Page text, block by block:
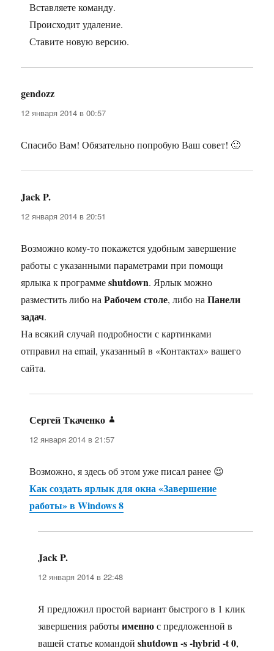
Вставляете команду.
Происходит удаление.
Ставите новую версию.
gendozz
12 января 2014 в 00:57
Спасибо Вам! Обязательно попробую Ваш совет! 🙂
Jack P.
12 января 2014 в 20:51
Возможно кому-то покажется удобным завершение
работы с указанными параметрами при помощи
ярлыка к программеshutdown. Ярлык можно
разместить либо наРабочем столе, либо наПанели
задач.
На всякий случай подробности с картинками
отправил на email, указанный в «Контактах» вашего
сайта.
Сергей Ткаченко
12 января 2014 в 21:57
Возможно, я здесь об этом уже писал ранее 😉
Как создать ярлык для окна «Завершение
работы» в Windows 8
Jack P.
12 января 2014 в 22:48
Я предложил простой вариант быстрого в 1 клик
завершения работыименнос предложенной в
вашей статье командойshutdown -s -hybrid -t 0,